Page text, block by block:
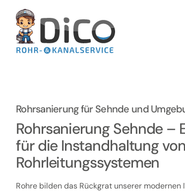
Inhalt
springen
Rohrsanierung für Sehnde und
Rohrsanierung Sehnde –
für die Instandhaltung von
Rohrleitungssystemen
Rohre bilden das Rückgrat unserer modernen